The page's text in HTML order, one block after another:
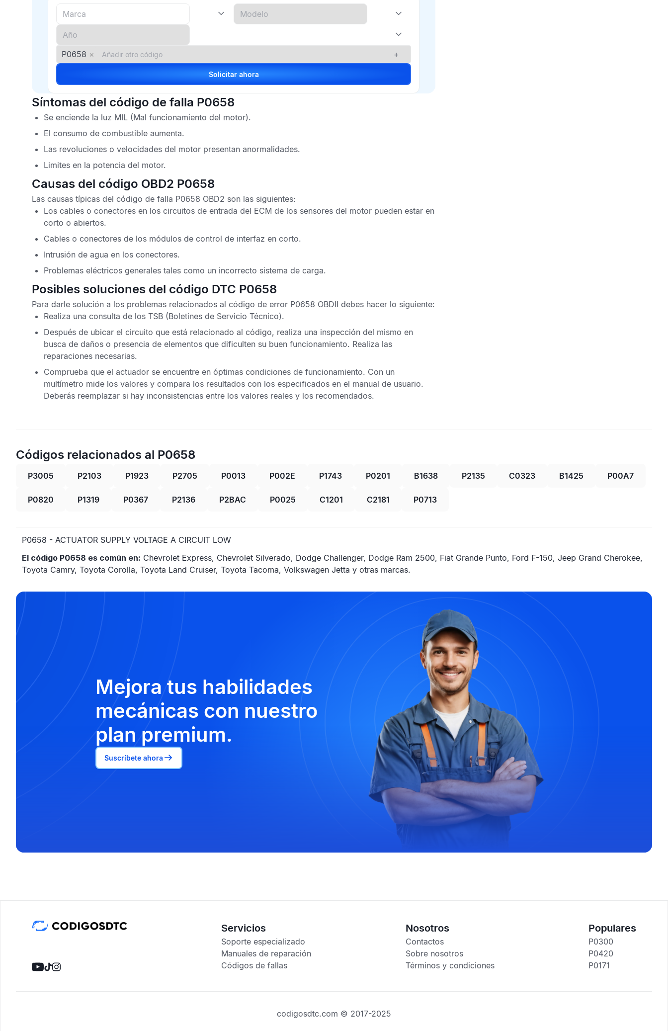
P0658 × +
Solicitar ahora
Síntomas del código de falla P0658
Se enciende la luz MIL (Mal funcionamiento del motor).
El consumo de combustible aumenta.
Las revoluciones o velocidades del motor presentan anormalidades.
Limites en la potencia del motor.
Causas del código OBD2 P0658
Las causas típicas del código de falla P0658 OBD2 son las siguientes:
Los cables o conectores en los circuitos de entrada del ECM de los sensores del motor pueden estar en
corto o abiertos.
Cables o conectores de los módulos de control de interfaz en corto.
Intrusión de agua en los conectores.
Problemas eléctricos generales tales como un incorrecto sistema de carga.
Posibles soluciones del código DTC P0658
Para darle solución a los problemas relacionados al código de error P0658 OBDII debes hacer lo siguiente:
Realiza una consulta de los TSB (Boletines de Servicio Técnico).
Después de ubicar el circuito que está relacionado al código, realiza una inspección del mismo en
busca de daños o presencia de elementos que dificulten su buen funcionamiento. Realiza las
reparaciones necesarias.
Comprueba que el actuador se encuentre en óptimas condiciones de funcionamiento. Con un
multímetro mide los valores y compara los resultados con los especificados en el manual de usuario.
Deberás reemplazar si hay inconsistencias entre los valores reales y los recomendados.
Códigos relacionados al P0658
P3005 P2103 P1923 P2705 P0013 P002E P1743 P0201 B1638 P2135 C0323 B1425 P00A7
P0820 P1319 P0367 P2136 P2BAC P0025 C1201 C2181 P0713
P0658 - ACTUATOR SUPPLY VOLTAGE A CIRCUIT LOW
El código P0658 es común en: Chevrolet Express, Chevrolet Silverado, Dodge Challenger, Dodge Ram 2500, Fiat Grande Punto, Ford F-150, Jeep Grand Cherokee,
Toyota Camry, Toyota Corolla, Toyota Land Cruiser, Toyota Tacoma, Volkswagen Jetta y otras marcas.
Mejora tus habilidades
mecánicas con nuestro
plan premium.
Suscríbete ahora
Servicios
Soporte especializado
Manuales de reparación
Códigos de fallas
Nosotros
Contactos
Sobre nosotros
Términos y condiciones
Populares
P0300
P0420
P0171
codigosdtc.com © 2017-2025